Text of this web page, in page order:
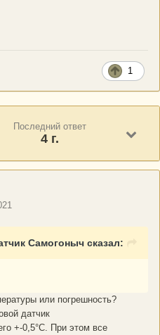
1
Последний ответ
4 г.
Самогоныч сказал:
или погрешность?
датчик
+-0,5°С. При этом все